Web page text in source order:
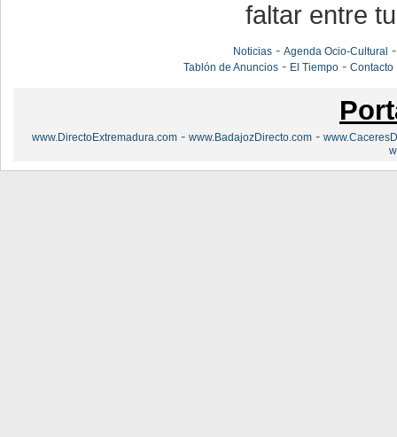
faltar entre
Noticias -Agenda Ocio-Cultural
Tablón de Anuncios - El Tiempo -Contacto
www.DirectoExtremadura.com - www.BadajozDirecto.com -